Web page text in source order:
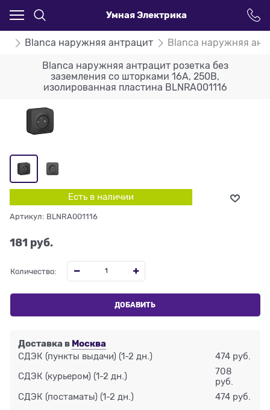
Умная Электрика
Blanca наружняя антрацит Blanca наружняя
Blanca наружняя антрацит розетка без
заземления со шторками 16А, 250В,
изолированная пластина BLNRA001116
Есть в наличии
Артикул: BLNRA001116
181 руб.
Количество:
ДОБАВИТЬ
Доставка в Москва
СДЭК (пункты выдачи) (1-2 дн.) 474 руб.
СДЭК (курьером) (1-2 дн.)
708
руб.
СДЭК (постаматы) (1-2 дн.) 474 руб.